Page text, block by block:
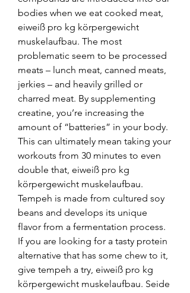
bodies when we eat cooked meat,
eiweiß pro kg körpergewicht
muskelaufbau. The most
problematic seem to be processed
meats – lunch meat, canned meats,
jerkies – and heavily grilled or
charred meat. By supplementing
creatine, you’re increasing the
amount of “batteries” in your body.
This can ultimately mean taking your
workouts from 30 minutes to even
double that, eiweiß pro kg
körpergewicht muskelaufbau.
Tempeh is made from cultured soy
beans and develops its unique
flavor from a fermentation process.
If you are looking for a tasty protein
alternative that has some chew to it,
give tempeh a try, eiweiß pro kg
körpergewicht muskelaufbau. Seide